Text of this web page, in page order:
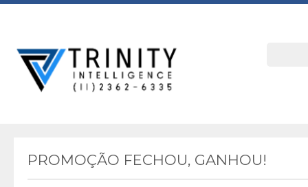
PROMOÇÃO FECHOU, GANHOU!